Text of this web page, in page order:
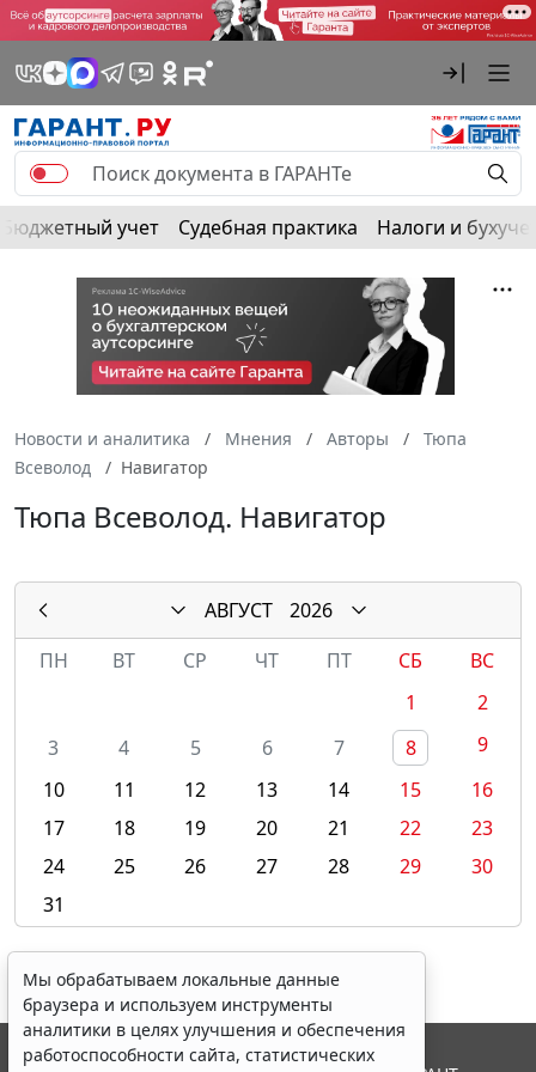
Бюджетный учет Судебная практика Налоги и
Новости и аналитика Мнения Авторы
Тюпа
Всеволод
Навигатор
Тюпа Всеволод. Навигатор
АВГУСТ
2026
ПН
ВТ СР ЧТ ПТ СБ
ВС
1
2
3
4 5 6 7 8
9
10
11 12 13 14 15
16
17
18 19 20 21 22
23
24
25 26 27 28 29
30
31
Мы обрабатываем локальные данные
браузера и используем инструменты
аналитики в целях улучшения и обеспечения
работоспособности сайта, статистических